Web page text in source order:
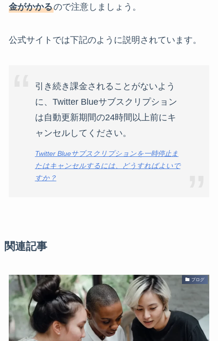
金がかかるので注意しましょう。
公式サイトでは下記のように説明されています。
引き続き課金されることがないよう
に、Twitter Blueサブスクリプション
は自動更新期間の24時間以上前にキ
ャンセルしてください。
Twitter Blueサブスクリプションを一時停止ま
たはキャンセルするには、どうすればよいで
すか？
関連記事
ブログ